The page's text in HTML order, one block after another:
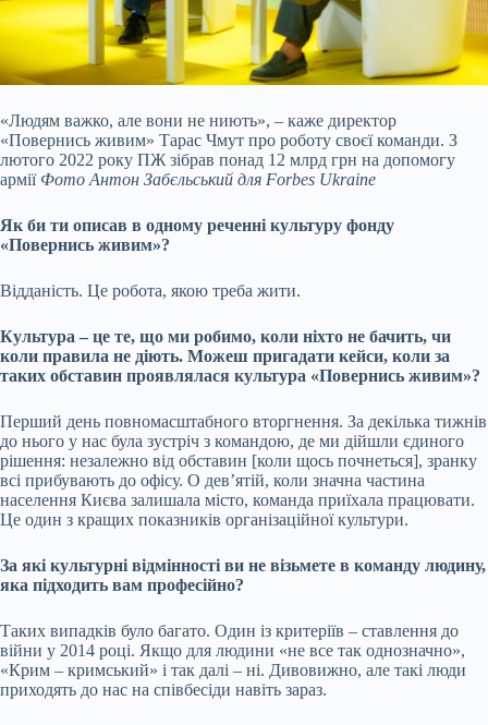
«Людям важко, але вони не ниють», – каже директор
«Повернись живим» Тарас Чмут про роботу своєї команди. З
лютого 2022 року ПЖ зібрав понад 12 млрд грн на допомогу
армії Фото Антон Забєльський для Forbes Ukraine
Як би ти описав в одному реченні культуру фонду
«Повернись живим»?
Відданість. Це робота, якою треба жити.
Культура – це те, що ми робимо, коли ніхто не бачить, чи
коли правила не діють. Можеш пригадати кейси, коли за
таких обставин проявлялася культура «Повернись живим»?
Перший день повномасштабного вторгнення. За декілька тижнів
до нього у нас була зустріч з командою, де ми дійшли єдиного
рішення: незалежно від обставин [коли щось почнеться], зранку
всі прибувають до офісу. О дев’ятій, коли значна частина
населення Києва залишала місто, команда приїхала працювати.
Це один з кращих показників організаційної культури.
За які культурні відмінності ви не візьмете в команду людину,
яка підходить вам професійно?
Таких випадків було багато. Один із критеріїв – ставлення до
війни у 2014 році. Якщо для людини «не все так однозначно»,
«Крим – кримський» і так далі – ні. Дивовижно, але такі люди
приходять до нас на співбесіди навіть зараз.